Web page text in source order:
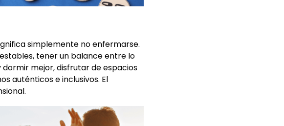
simplemente no enfermarse.
tener un balance entre lo
mejor, disfrutar de espacios
auténticos e inclusivos. El